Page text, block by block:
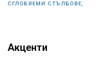
СГЛОБЯЕМИ СТЪЛБОВЕ,
Акценти